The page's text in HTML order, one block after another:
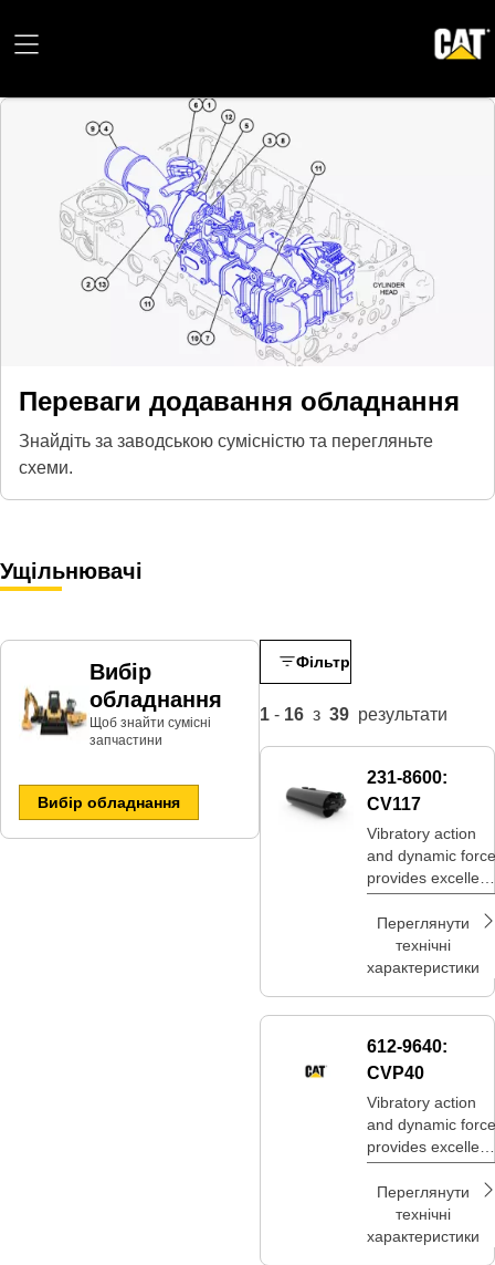
Переваги додавання обладнання
Знайдіть за заводською сумісністю та перегляньте
схеми.
Ущільнювачі
Вибір
обладнання
Щоб знайти сумісні
запчастини​
Вибір обладнання
Фільтр
1 - 16 з 39 результати
231-8600:
CV117
Vibratory action
and dynamic force
provides excellent
compaction in a
compact size.
Переглянути
технічні
характеристики
612-9640:
CVP40
Vibratory action
and dynamic force
provides excellent
compaction in a
compact size.
Переглянути
технічні
характеристики